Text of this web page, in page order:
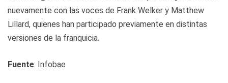
nuevamente con las voces de Frank Welker y Matthew
Lillard, quienes han participado previamente en distintas
versiones de la franquicia.
Fuente: Infobae